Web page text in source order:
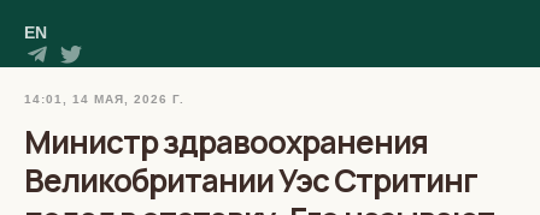
EN
14:01, 14 МАЯ, 2026 Г.
Министр здравоохранения
Великобритании Уэс Стритинг